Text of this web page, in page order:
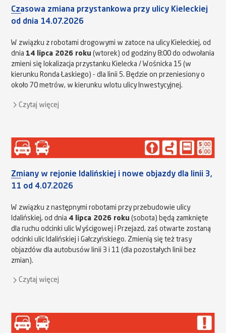
Czasowa zmiana przystankowa przy ulicy Kieleckiej
od dnia 14.07.2026
W związku z robotami drogowymi w zatoce na ulicy Kieleckiej, od
dnia 14 lipca 2026 roku (wtorek) od godziny 8:00 do odwołania
zmieni się lokalizacja przystanku Kielecka / Wośnicka 15 (w
kierunku Ronda Łaskiego) - dla linii 5. Będzie on przeniesiony o
około 70 metrów, w kierunku wlotu ulicy Inwestycyjnej.
Czytaj więcej
Zmiany w rejonie Idalińskiej i nowe objazdy dla linii 3,
11 od 4.07.2026
W związku z następnymi robotami przy przebudowie ulicy
Idalińskiej, od dnia 4 lipca 2026 roku (sobota) będą zamknięte
dla ruchu odcinki ulic Wyścigowej i Przejazd, zaś otwarte zostaną
odcinki ulic Idalińskiej i Gałczyńskiego. Zmienią się też trasy
objazdów dla autobusów linii 3 i 11 (dla pozostałych linii bez
zmian).
Czytaj więcej